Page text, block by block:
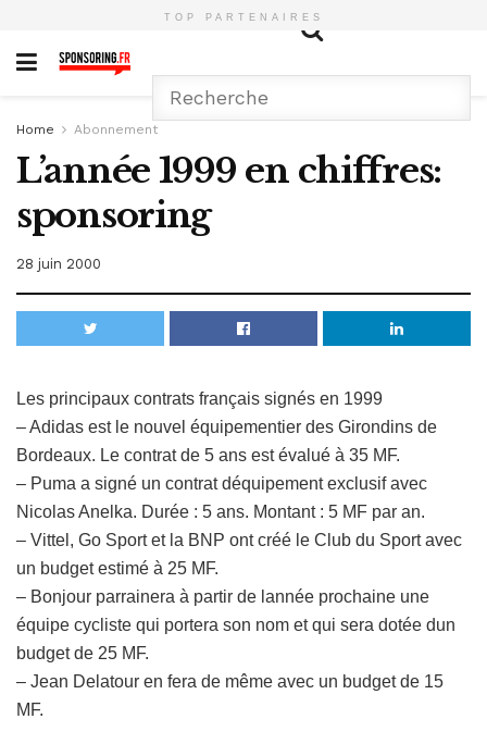
TOP PARTENAIRES
Home Abonnement
L’année 1999 en chiffres:
sponsoring
28 juin 2000
Les principaux contrats français signés en 1999
– Adidas est le nouvel équipementier des Girondins de
Bordeaux. Le contrat de 5 ans est évalué à 35 MF.
– Puma a signé un contrat déquipement exclusif avec
Nicolas Anelka. Durée : 5 ans. Montant : 5 MF par an.
– Vittel, Go Sport et la BNP ont créé le Club du Sport avec
un budget estimé à 25 MF.
– Bonjour parrainera à partir de lannée prochaine une
équipe cycliste qui portera son nom et qui sera dotée dun
budget de 25 MF.
– Jean Delatour en fera de même avec un budget de 15
MF.